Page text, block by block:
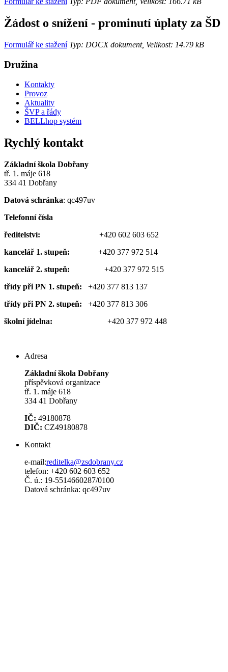
Žádost o snížení - prominutí úplaty za ŠD
Formulář ke staženíTyp: DOCX dokument, Velikost: 14.79 kB
Družina
Kontakty
Provoz
Aktuality
ŠVP a řády
BELLhop systém
Rychlý kontakt
Základní škola Dobřany
tř. 1. máje 618
334 41 Dobřany
Datová schránka: qc497uv
Telefonní čísla
ředitelství: +420 602 603 652
kancelář 1. stupeň: +420 377 972 514
kancelář 2. stupeň: +420 377 972 515
třídy při PN 1. stupeň: +420 377 813 137
třídy při PN 2. stupeň: +420 377 813 306
školní jídelna: +420 377 972 448
Adresa
Základní škola Dobřany
příspěvková organizace
tř. 1. máje 618
334 41 Dobřany
IČ: 49180878
DIČ: CZ49180878
Kontakt
e-mail:reditelka@zsdobrany.cz
telefon: +420 602 603 652
Č. ú.: 19-5514660287/0100
Datová schránka: qc497uv